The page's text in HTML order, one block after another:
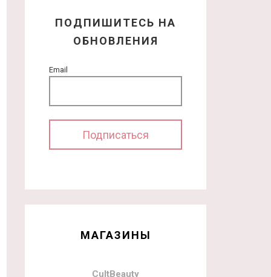
ПОДПИШИТЕСЬ НА
ОБНОВЛЕНИЯ
Email
МАГАЗИНЫ
CultBeauty